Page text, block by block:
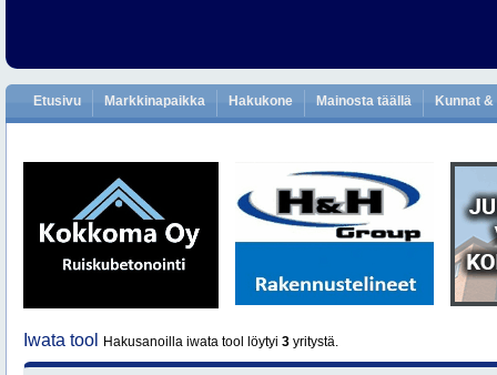
Etusivu Markkinapaikka Hakukone Mainosta täällä Kunnat
Iwata tool Hakusanoilla iwata tool löytyi 3 yritystä.